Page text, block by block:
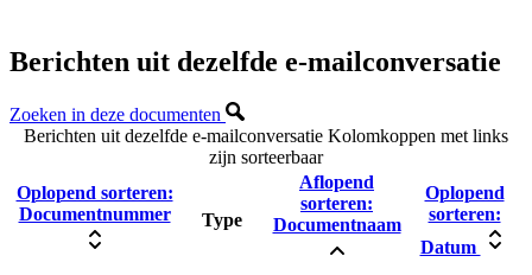
Berichten uit dezelfde e-mailconversatie
Zoeken in deze documenten
Berichten uit dezelfde e-mailconversatie Kolomkoppen met links
zijn sorteerbaar
Oplopend sorteren:
Documentnummer
Type
Aflopend
sorteren:
Documentnaam
Oplopend
sorteren:
Datum